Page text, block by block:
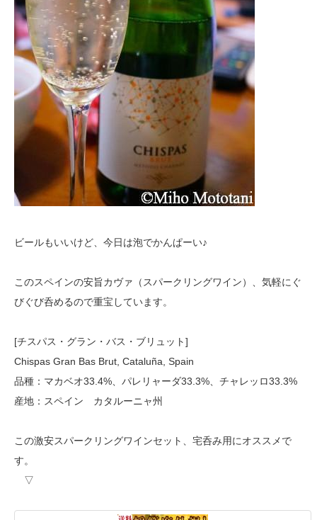
ビールもいいけど、今日は泡でかんぱーい♪
このスペインの安旨カヴァ（スパークリングワイン）、気軽にぐ
びぐび呑めるので重宝しています。
[チスパス・グラン・バス・ブリュット]
Chispas Gran Bas Brut, Cataluña, Spain
品種：マカベオ33.4%、パレリャーダ33.3%、チャレッロ33.3%
産地：スペイン カタルーニャ州
この激安スパークリングワインセット、宅呑み用にオススメで
す。
▽